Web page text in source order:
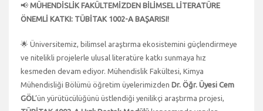
📢 MÜHENDİSLİK FAKÜLTEMİZDEN BİLİMSEL LİTERATÜRE
ÖNEMLİ KATKI: TÜBİTAK 1002-A BAŞARISI!
🌟 Üniversitemiz, bilimsel araştırma ekosistemini güçlendirmeye
ve nitelikli projelerle ulusal literatüre katkı sunmaya hız
kesmeden devam ediyor. Mühendislik Fakültesi, Kimya
Mühendisliği Bölümü öğretim üyelerimizden Dr. Öğr. Üyesi Cem
GÖL’ün yürütücülüğünü üstlendiği yenilikçi araştırma projesi,